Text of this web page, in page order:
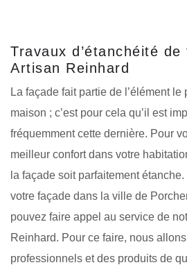
Travaux d’étanchéité
Artisan Reinhard
La façade fait partie de l’élément
maison ; c’est pour cela qu’il est
fréquemment cette dernière. Pour
meilleur confort dans votre
la façade soit parfaitement
votre façade dans la ville de
pouvez faire appel au service de
Reinhard. Pour ce faire, nous
professionnels et des produits de